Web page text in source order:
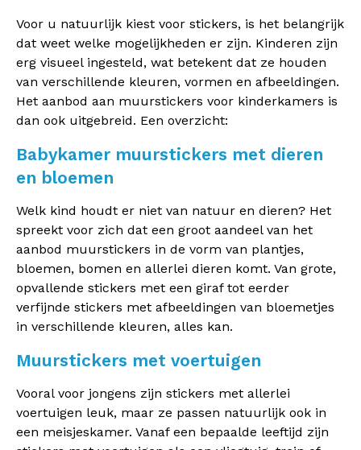
Voor u natuurlijk kiest voor stickers, is het belangrijk
dat weet welke mogelijkheden er zijn. Kinderen zijn
erg visueel ingesteld, wat betekent dat ze houden
van verschillende kleuren, vormen en afbeeldingen.
Het aanbod aan muurstickers voor kinderkamers is
dan ook uitgebreid. Een overzicht:
Babykamer muurstickers met dieren
en bloemen
Welk kind houdt er niet van natuur en dieren? Het
spreekt voor zich dat een groot aandeel van het
aanbod muurstickers in de vorm van plantjes,
bloemen, bomen en allerlei dieren komt. Van grote,
opvallende stickers met een giraf tot eerder
verfijnde stickers met afbeeldingen van bloemetjes
in verschillende kleuren, alles kan.
Muurstickers met voertuigen
Vooral voor jongens zijn stickers met allerlei
voertuigen leuk, maar ze passen natuurlijk ook in
een meisjeskamer. Vanaf een bepaalde leeftijd zijn